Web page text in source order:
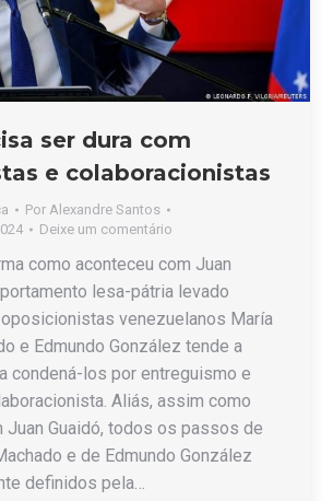
ser dura com
e colaboracionistas
Por Alexandre Santos
Deixe um comentário
como aconteceu com Juan
lesa-pátria levado
venezuelanos María
e Edmundo González tende a
condená-los por entreguismo e
Aliás, assim como
Juan Guaidó, todos os passos de
e de Edmundo González
definidos pela…